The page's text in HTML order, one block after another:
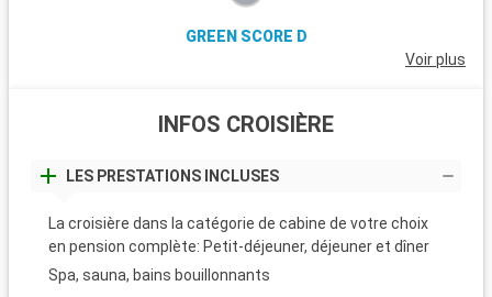
GREEN SCORE D
Voir plus
INFOS CROISIÈRE
LES PRESTATIONS INCLUSES
La croisière dans la catégorie de cabine de votre choix
en pension complète: Petit-déjeuner, déjeuner et dîner
Spa, sauna, bains bouillonnants